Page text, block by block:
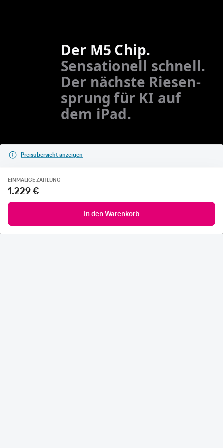
Preisübersicht anzeigen
EINMALIGE ZAHLUNG
1.229 €
In den Warenkorb